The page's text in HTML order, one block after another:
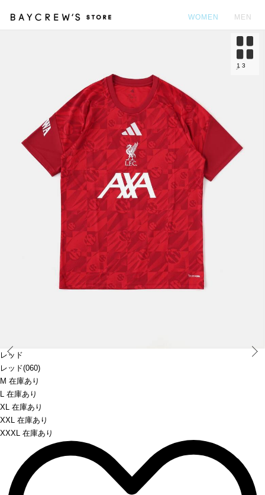
WOMEN MEN
レッド
レッド(060)
M 在庫あり
L 在庫あり
XL 在庫あり
XXL 在庫あり
XXXL 在庫あり
1 3